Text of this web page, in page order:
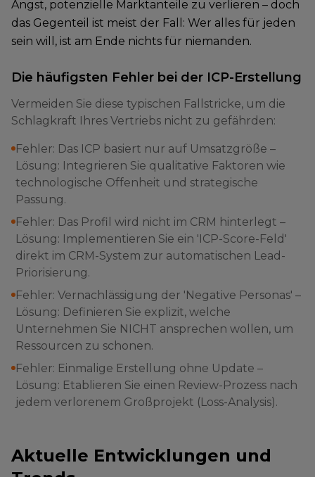
Angst, potenzielle Marktanteile zu verlieren – doch
das Gegenteil ist meist der Fall: Wer alles für jeden
sein will, ist am Ende nichts für niemanden.
Die häufigsten Fehler bei der ICP-Erstellung
Vermeiden Sie diese typischen Fallstricke, um die
Schlagkraft Ihres Vertriebs nicht zu gefährden:
Fehler: Das ICP basiert nur auf Umsatzgröße –
Lösung: Integrieren Sie qualitative Faktoren wie
technologische Offenheit und strategische
Passung.
Fehler: Das Profil wird nicht im CRM hinterlegt –
Lösung: Implementieren Sie ein 'ICP-Score-Feld'
direkt im CRM-System zur automatischen Lead-
Priorisierung.
Fehler: Vernachlässigung der 'Negative Personas' –
Lösung: Definieren Sie explizit, welche
Unternehmen Sie NICHT ansprechen wollen, um
Ressourcen zu schonen.
Fehler: Einmalige Erstellung ohne Update –
Lösung: Etablieren Sie einen Review-Prozess nach
jedem verlorenem Großprojekt (Loss-Analysis).
Aktuelle Entwicklungen und